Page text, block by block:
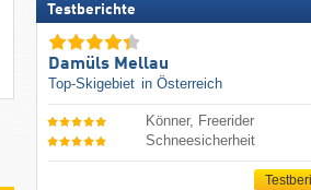
Testberichte
Damüls Mellau
Top-Skigebiet in Österreich
Könner, Freerider
Schneesicherheit